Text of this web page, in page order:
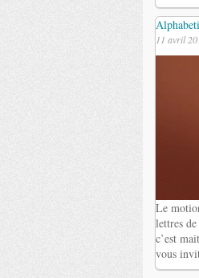
11 avril
Le
lettres
c’est
vous